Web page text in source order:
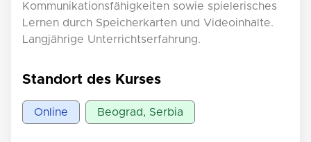
Kommunikationsfähigkeiten sowie spielerisches
Lernen durch Speicherkarten und Videoinhalte.
Langjährige Unterrichtserfahrung.
Standort des Kurses
Online Beograd, Serbia